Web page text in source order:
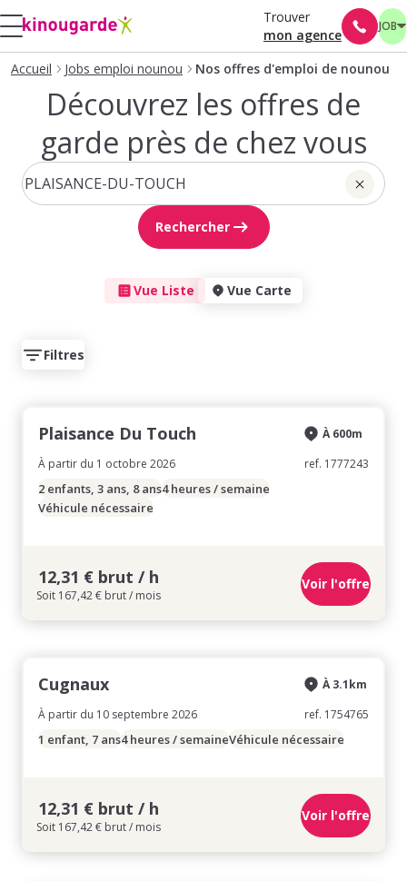
Trouver
mon agence
JOB
Accueil Jobs emploi nounou Nos offres d'emploi de nounou
Découvrez les offres de
garde près de chez vous
Rechercher
Vue Liste Vue Carte
Filtres
Plaisance Du Touch
À partir du 1 octobre 2026
À 600m
ref. 1777243
2 enfants, 3 ans, 8 ans4 heures / semaine
Véhicule nécessaire
12,31 € brut / h
Soit 167,42 € brut / mois
Voir l'offre
Cugnaux
À partir du 10 septembre 2026
À 3.1km
ref. 1754765
1 enfant, 7 ans4 heures / semaineVéhicule nécessaire
12,31 € brut / h
Soit 167,42 € brut / mois
Voir l'offre